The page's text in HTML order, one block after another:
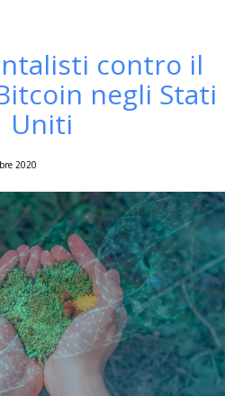
contro il
negli Stati
Uniti
2020